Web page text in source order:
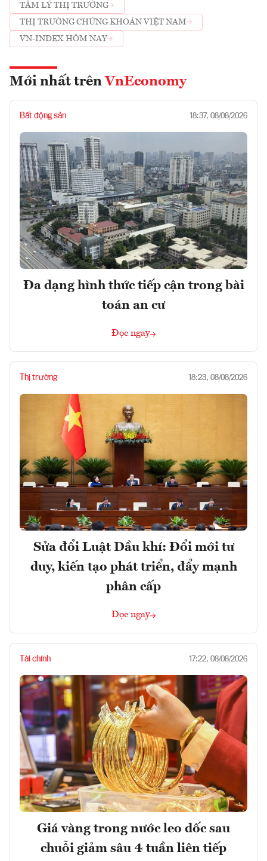
TÂM LÝ THỊ TRƯỜNG
THỊ TRƯỜNG CHỨNG KHOÁN VIỆT NAM
VN-INDEX HÔM NAY
Mới nhất trên VnEconomy
Bất động sản 18:37, 08/08/2026
Đa dạng hình thức tiếp cận trong bài
toán an cư
Đọc ngay
Thị trường 18:23, 08/08/2026
Sửa đổi Luật Dầu khí: Đổi mới tư
duy, kiến tạo phát triển, đẩy mạnh
phân cấp
Đọc ngay
Tài chính 17:22, 08/08/2026
Giá vàng trong nước leo dốc sau
chuỗi giảm sâu 4 tuần liên tiếp